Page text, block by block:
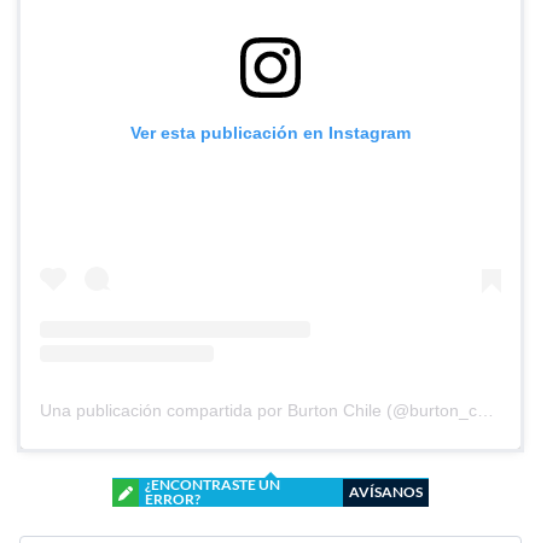
Ver esta publicación en Instagram
¿ENCONTRASTE UN
ERROR?
AVÍSANOS